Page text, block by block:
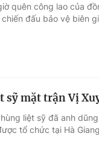
quên công lao của
đấu bảo vệ biên
sỹ mặt trận Vị
liệt sỹ đã anh
tổ chức tại Hà